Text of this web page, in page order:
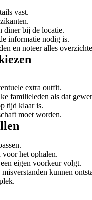
vast.
diner bij de locatie.
informatie nodig is.
en noteer alles
extra outfit.
familieleden als dat
tijd klaar is.
moet worden.
het ophalen.
eigen voorkeur volgt.
kunnen